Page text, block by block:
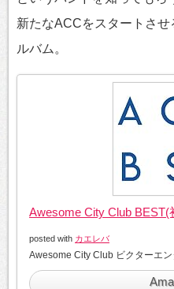
新たなACCをスタートさ
ルバム。
Awesome City Club BEST(
posted with カエレバ
Awesome City Club ビクターエ